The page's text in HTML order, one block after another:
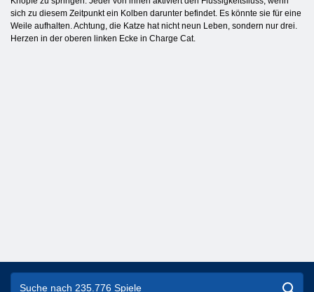
sich zu diesem Zeitpunkt ein Kolben darunter befindet. Es könnte sie für eine
Weile aufhalten. Achtung, die Katze hat nicht neun Leben, sondern nur drei.
Herzen in der oberen linken Ecke in Charge Cat.